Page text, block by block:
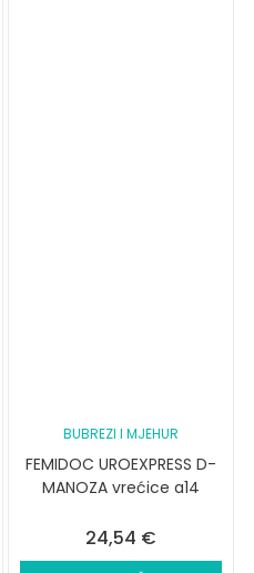
BUBREZI I MJEHUR
FEMIDOC UROEXPRESS D-
MANOZA vrećice a14
24,54 €